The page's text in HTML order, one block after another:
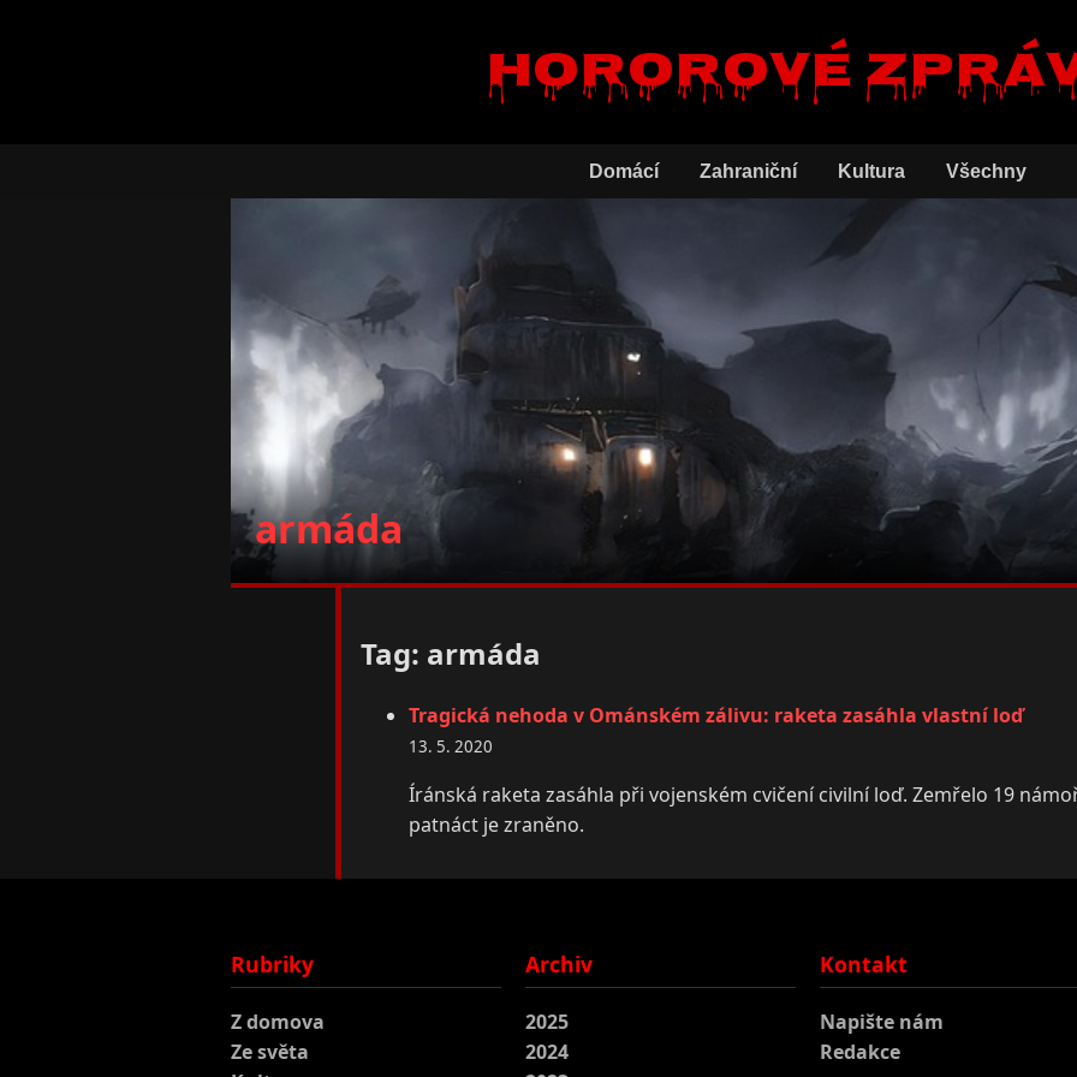
Hororové
Domácí Zahraniční Kultura Všechny
armáda
Tag: armáda
Tragická nehoda v Ománském zálivu: raketa zasáhla vlastní loď
13. 5. 2020
Íránská raketa zasáhla při vojenském cvičení civilní loď. Zemřelo 19
patnáct je zraněno.
Rubriky
Z domova
Ze světa
Archiv
2025
2024
Kontakt
Napište nám
Redakce